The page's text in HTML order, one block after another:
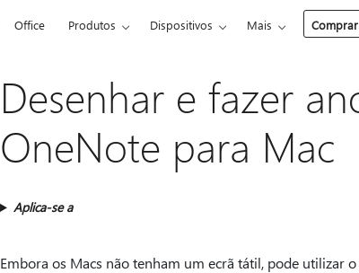
Office Produtos Dispositivos Mais
Desenhar e fazer
OneNote para Mac
Aplica-se a
Embora os Macs não tenham um ecrã tátil, pode utilizar